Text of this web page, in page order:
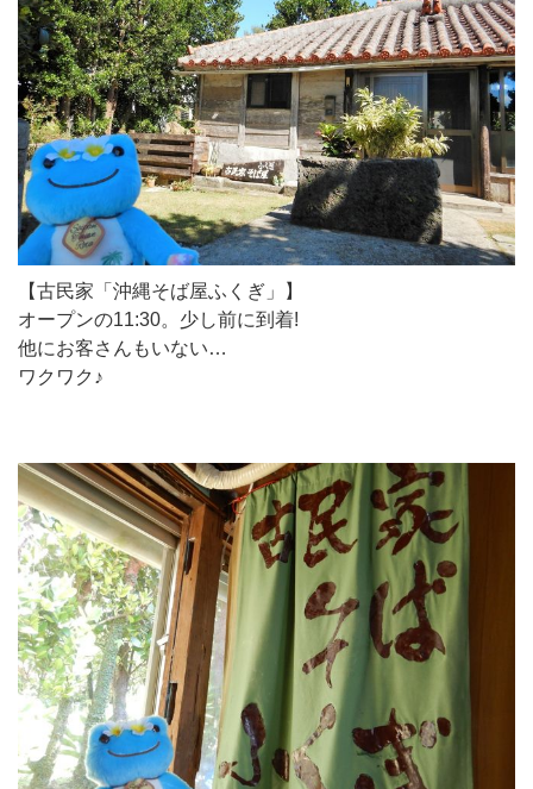
【古民家「沖縄そば屋ふくぎ」】
オープンの11:30。少し前に到着!
他にお客さんもいない…
ワクワク♪